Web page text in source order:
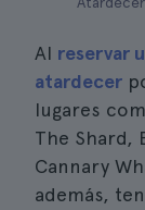
Al reservar
atardecer
lugares
The Shard,
Cannary
además,